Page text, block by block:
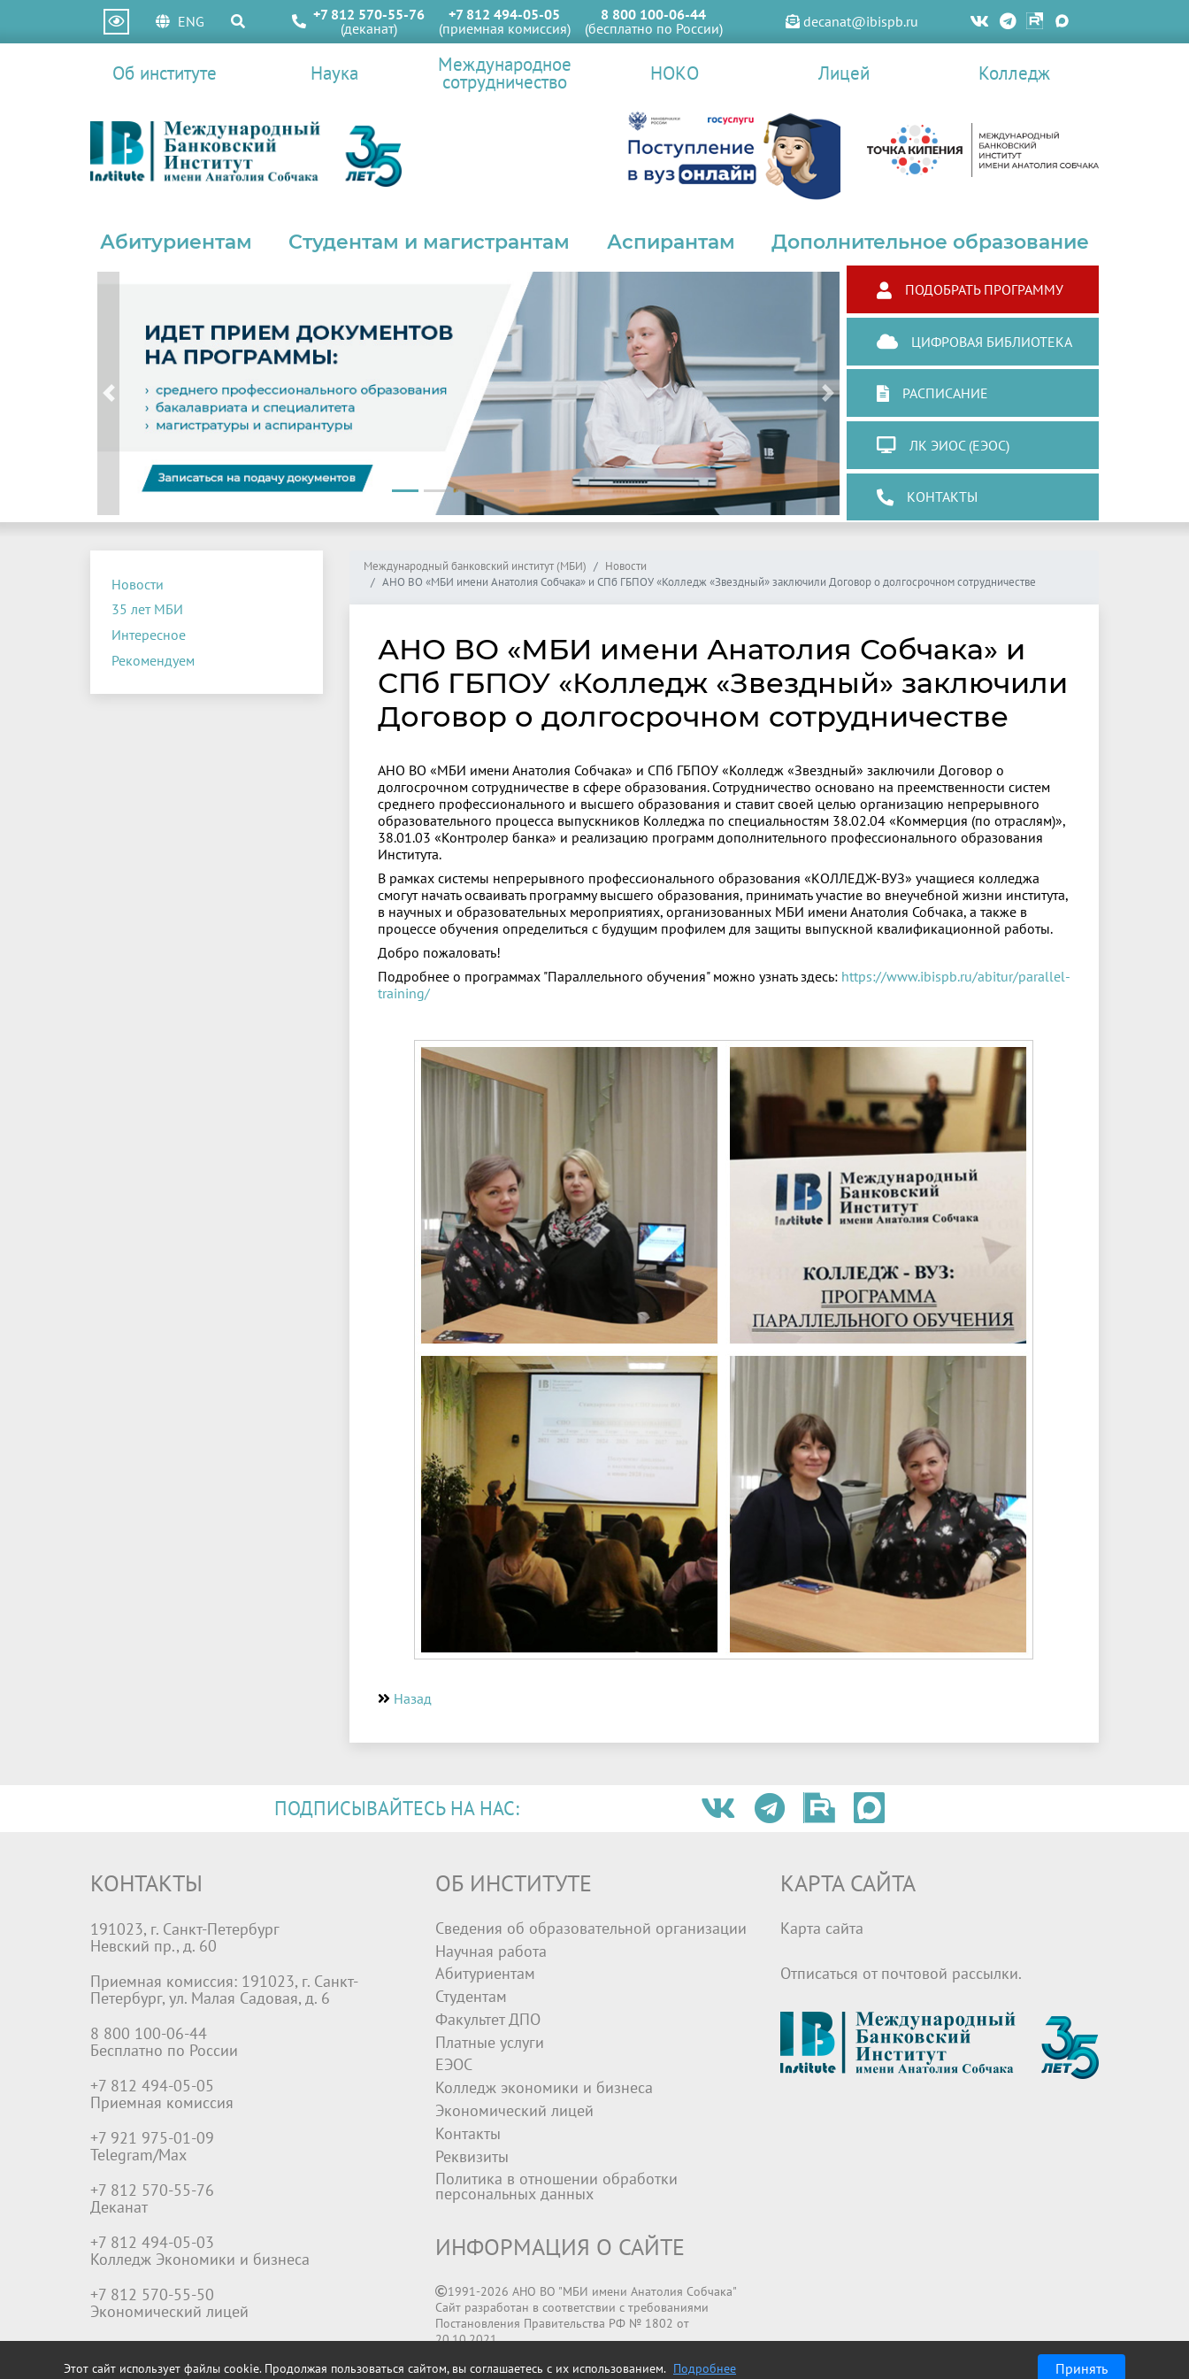
ENG
+7 812 570-55-76
(деканат)
+7 812 494-05-05
(приемная комиссия)
8 800 100-06-44
(бесплатно по России)
decanat@ibispb.ru
Об институте Наука Международное
сотрудничество НОКО Лицей Колледж
Абитуриентам Студентам и магистрантам Аспирантам Дополнительное образование
Previous Next
ПОДОБРАТЬ ПРОГРАММУ
ЦИФРОВАЯ БИБЛИОТЕКА
РАСПИСАНИЕ
ЛК ЭИОС (ЕЭОС)
КОНТАКТЫ
Новости
35 лет МБИ
Интересное
Рекомендуем
Международный банковский институт (МБИ)
Новости
АНО ВО «МБИ имени Анатолия Собчака» и СПб ГБПОУ «Колледж «Звездный» заключили Договор о долгосрочном сотрудничестве
АНО ВО «МБИ имени Анатолия Собчака» и
СПб ГБПОУ «Колледж «Звездный» заключили
Договор о долгосрочном сотрудничестве
АНО ВО «МБИ имени Анатолия Собчака» и СПб ГБПОУ «Колледж «Звездный» заключили Договор о
долгосрочном сотрудничестве в сфере образования. Сотрудничество основано на преемственности систем
среднего профессионального и высшего образования и ставит своей целью организацию непрерывного
образовательного процесса выпускников Колледжа по специальностям 38.02.04 «Коммерция (по отраслям)»,
38.01.03 «Контролер банка» и реализацию программ дополнительного профессионального образования
Института.
В рамках системы непрерывного профессионального образования «КОЛЛЕДЖ-ВУЗ» учащиеся колледжа
смогут начать осваивать программу высшего образования, принимать участие во внеучебной жизни института,
в научных и образовательных мероприятиях, организованных МБИ имени Анатолия Собчака, а также в
процессе обучения определиться с будущим профилем для защиты выпускной квалификационной работы.
Добро пожаловать!
Подробнее о программах "Параллельного обучения" можно узнать здесь: https://www.ibispb.ru/abitur/parallel-
training/
Назад
ПОДПИСЫВАЙТЕСЬ НА НАС:
КОНТАКТЫ
191023, г. Санкт-Петербург
Невский пр., д. 60
Приемная комиссия: 191023, г. Санкт-
Петербург, ул. Малая Садовая, д. 6
8 800 100-06-44
Бесплатно по России
+7 812 494-05-05
Приемная комиссия
+7 921 975-01-09
Telegram/Max
+7 812 570-55-76
Деканат
+7 812 494-05-03
Колледж Экономики и бизнеса
+7 812 570-55-50
Экономический лицей
ОБ ИНСТИТУТЕ
Сведения об образовательной организации
Научная работа
Абитуриентам
Студентам
Факультет ДПО
Платные услуги
ЕЭОС
Колледж экономики и бизнеса
Экономический лицей
Контакты
Реквизиты
Политика в отношении обработки
персональных данных
ИНФОРМАЦИЯ О САЙТЕ
1991-2026 АНО ВО "МБИ имени Анатолия Собчака"
Сайт разработан в соответствии с требованиями
Постановления Правительства РФ № 1802 от
20.10.2021
КАРТА САЙТА
Карта сайта
Отписаться от почтовой рассылки.
Этот сайт использует файлы cookie. Продолжая пользоваться сайтом, вы соглашаетесь с их использованием. Подробнее Принять